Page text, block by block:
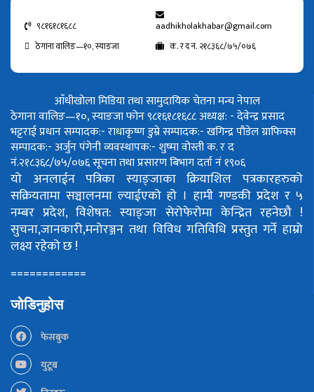
९८१६१८१६८८
aadhikholakhabar@gmail.com
ठेगाना वालिङ—१०, स्याङजा
क. र द नं. २१८३६८/७५/०७६
आँधीखोला मिडिया तथा सामुदायिक चेतना मन्च नेपाल
ठेगाना वालिङ—१०, स्याङजा फोन ९८१६१८१६८८अध्यक्ष: - देवेन्द्र प्रसाद
भट्टराईप्रधान सम्पादक:- राधाकृष्ण डुम्रेसम्पादक:- खगिन्द्र पौडेलग्राफिक्स
सम्पादक:- अर्जुन पंगेनीव्यवस्थापक:- शुष्मा वोस्तीक. र द
नं.२१८३६८/७५/०७६सूचना तथा प्रसारण बिभाग दर्ता नं १९०६
यो अनलाईन पत्रिका स्याङ्जाका क्रियाशिल पत्रकारहरुको
सक्रियतामा सञ्चालनमा ल्याईएको हो । हामी गण्डकी प्रदेश र ५
नम्बर प्रदेश, विशेषत: स्याङ्जा सेरोफेरोमा केन्द्रित रहनेछौ !
सुचना,जानकारी,मनोरञ्जन तथा विविध गतिविधि प्रस्तुत गर्ने हाम्रो
लक्ष्य रहेको छ !
============
जोडिनुहोस
फेसबुक
युटूब